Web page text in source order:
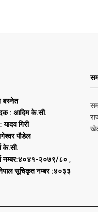
बस्नेत
: आदिम के.सी.
गिरी
पौडेल
के.सी.
नम्बर:४०४१-२०७९/८० ,
सूचिकृत नम्बर :४०३३